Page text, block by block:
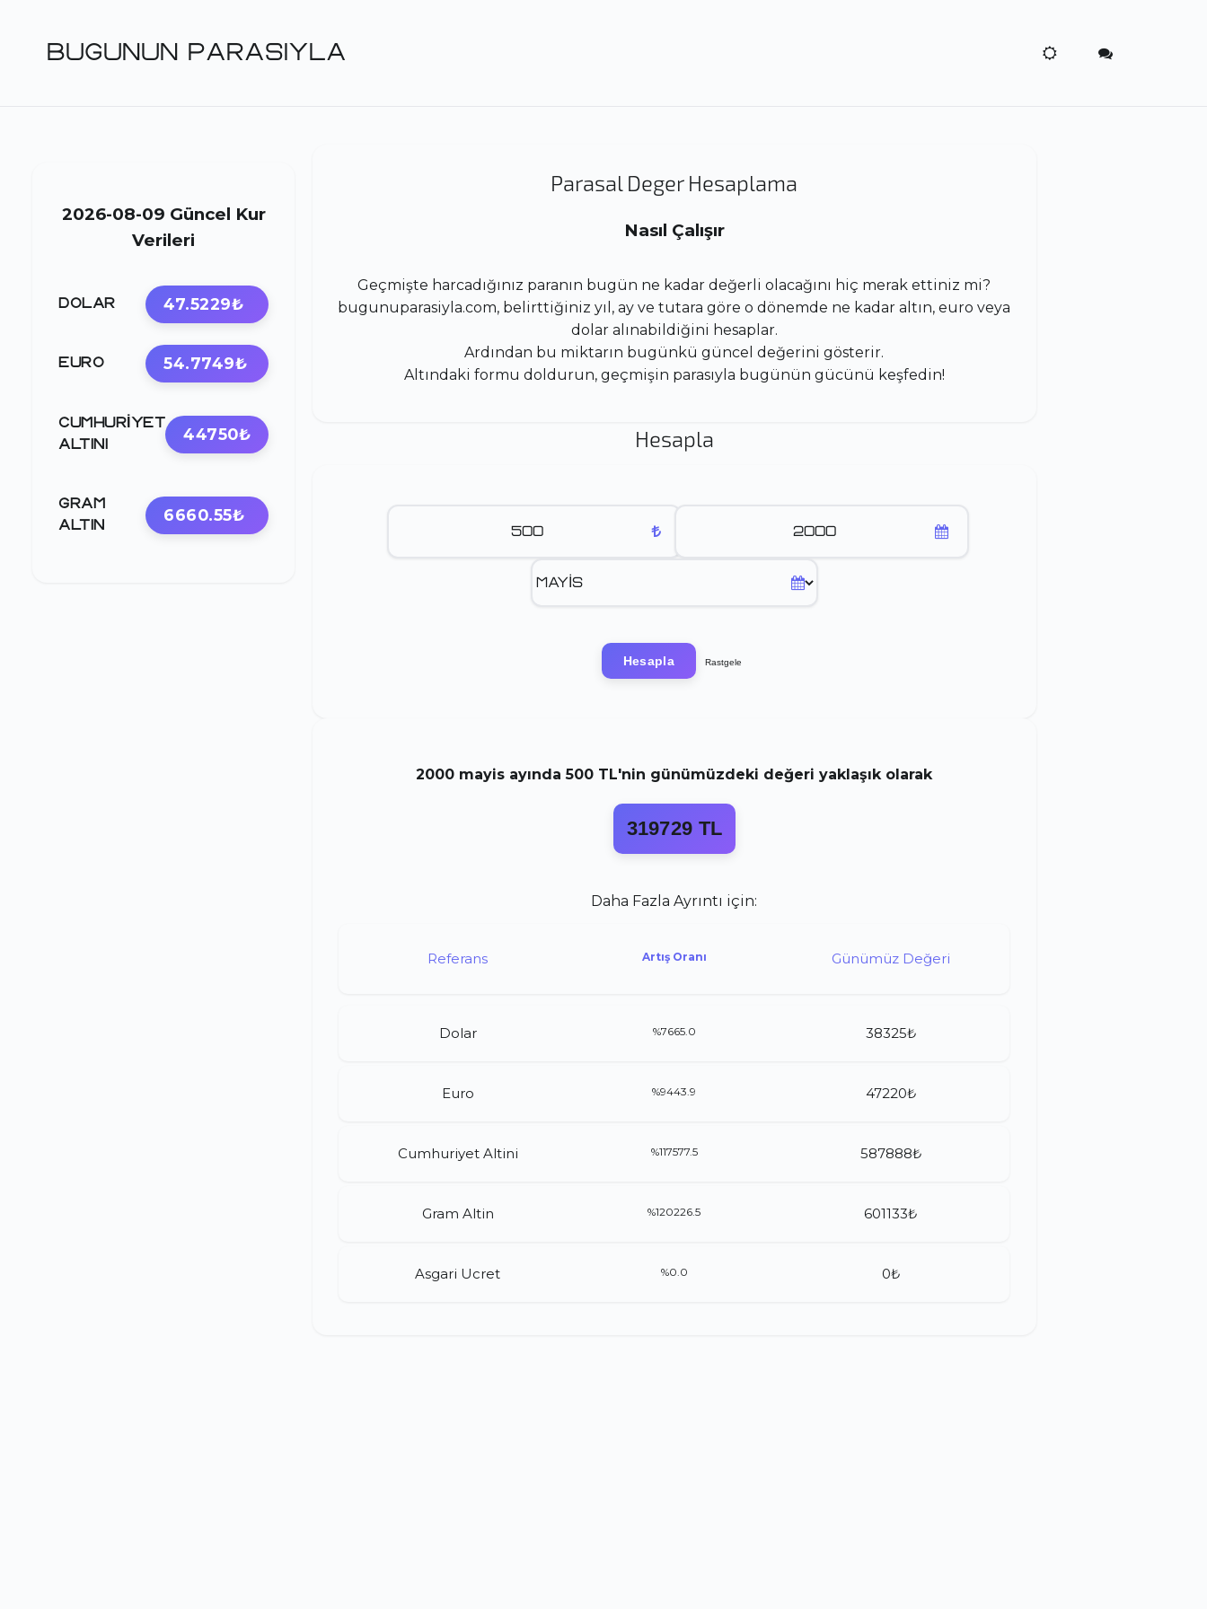
BUGUNUN PARASIYLA
2026-08-09 Güncel Kur
Verileri
DOLAR 47.5229₺
EURO 54.7749₺
CUMHURIYET
ALTINI
44750₺
GRAM
ALTIN
6660.55₺
Parasal Deger Hesaplama
Nasıl Çalışır
Geçmişte harcadığınız paranın bugün ne kadar değerli olacağını hiç merak ettiniz mi?
bugunuparasiyla.com, belirttiğiniz yıl, ay ve tutara göre o dönemde ne kadar altın, euro veya
dolar alınabildiğini hesaplar.
Ardından bu miktarın bugünkü güncel değerini gösterir.
Altındaki formu doldurun, geçmişin parasıyla bugünün gücünü keşfedin!
Hesapla
Hesapla Rastgele
2000 mayis ayında500 TL'nin günümüzdeki değeri yaklaşık olarak
319729 TL
Daha Fazla Ayrıntı için:
Referans Artış Oranı Günümüz Değeri
Dolar %7665.0 38325₺
Euro %9443.9 47220₺
Cumhuriyet Altini %117577.5 587888₺
Gram Altin %120226.5 601133₺
Asgari Ucret %0.0 0₺